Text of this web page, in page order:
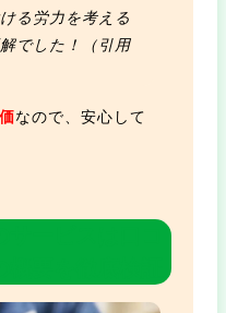
る労力を考える
でした！（引用
なので、安心して
ービスは口コ
要を徹底検証